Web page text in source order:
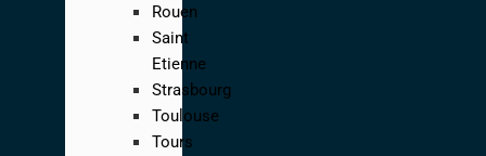
Rouen
Saint
Etienne
Strasbourg
Toulouse
Tours